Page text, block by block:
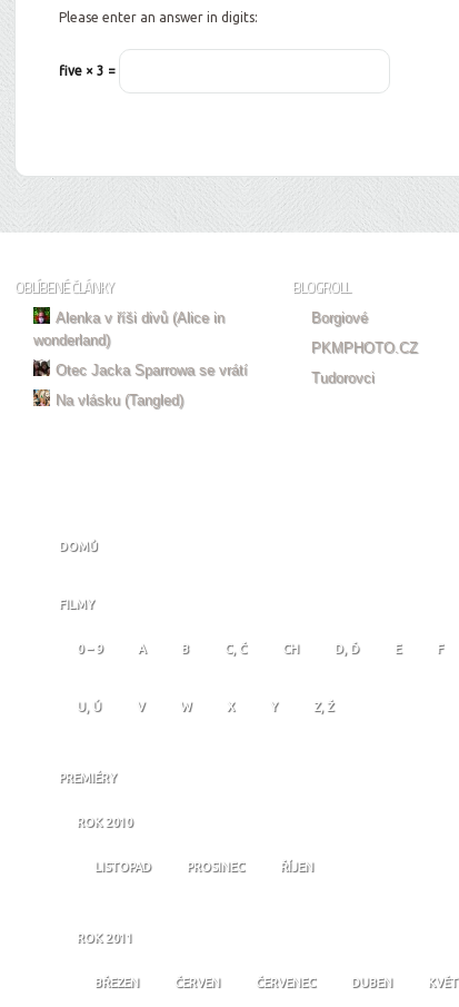
Please enter an answer in digits:
five × 3 =
OBLÍBENÉ ČLÁNKY
Alenka v říši divů (Alice in
wonderland)
Otec Jacka Sparrowa se vrátí
Na vlásku (Tangled)
BLOGROLL
Borgiové
PKMPHOTO.CZ
Tudorovci
DOMŮ
FILMY
0 – 9 A B C, Č CH D, Ď E F
U, Ú V W X Y Z, Ž
PREMIÉRY
ROK 2010
LISTOPAD PROSINEC ŘÍJEN
ROK 2011
BŘEZEN ČERVEN ČERVENEC DUBEN